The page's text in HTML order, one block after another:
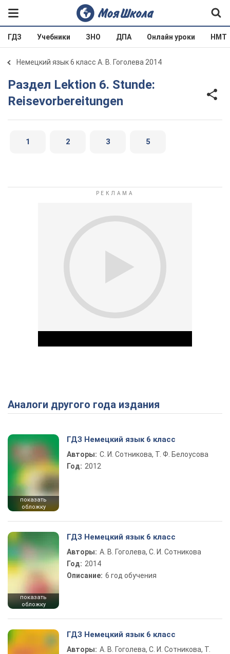
ГДЗ Учебники ЗНО ДПА Онлайн уроки НМТ
Немецкий язык 6 класс А. В. Гоголева 2014
Раздел Lektion 6. Stunde:
Reisevorbereitungen
1 2 3 5
Play Video
Аналоги другого года издания
показать
обложку
ГДЗ Немецкий язык 6 класс
Авторы: С. И. Сотникова, Т. Ф. Белоусова
Год: 2012
показать
обложку
ГДЗ Немецкий язык 6 класс
Авторы: А. В. Гоголева, С. И. Сотникова
Год: 2014
Описание: 6 год обучения
ГДЗ Немецкий язык 6 класс
Авторы: А. В. Гоголева, С. И. Сотникова, Т.